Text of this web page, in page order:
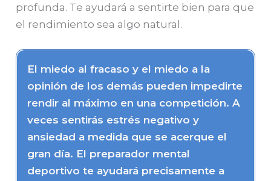
profunda. Te ayudará a sentirte bien para que
el rendimiento sea algo natural.
El miedo al fracaso y el miedo a la
opinión de los demás pueden impedirte
rendir al máximo en una competición. A
veces sentirás estrés negativo y
ansiedad a medida que se acerque el
gran día. El preparador mental
deportivo te ayudará precisamente a